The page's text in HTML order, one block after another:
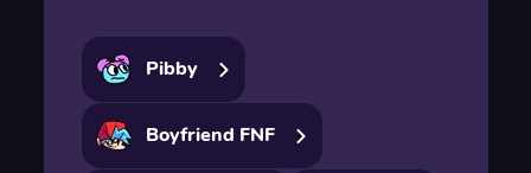
Pibby
Boyfriend FNF